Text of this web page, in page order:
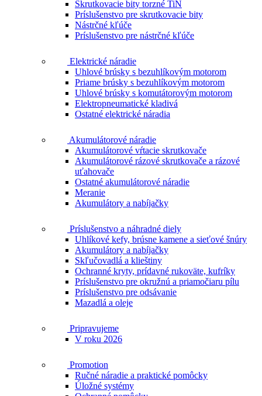
Skrutkovacie bity torzné TiN
Príslušenstvo pre skrutkovacie bity
Nástrčné kľúče
Príslušenstvo pre nástrčné kľúče
Elektrické náradie
Uhlové brúsky s bezuhlíkovým motorom
Priame brúsky s bezuhlíkovým motorom
Uhlové brúsky s komutátorovým motorom
Elektropneumatické kladivá
Ostatné elektrické náradia
Akumulátorové náradie
Akumulátorové vŕtacie skrutkovače
Akumulátorové rázové skrutkovače a rázové
uťahovače
Ostatné akumulátorové náradie
Meranie
Akumulátory a nabíjačky
Príslušenstvo a náhradné diely
Uhlíkové kefy, brúsne kamene a sieťové šnúry
Akumulátory a nabíjačky
Skľučovadlá a klieštiny
Ochranné kryty, prídavné rukoväte, kufríky
Príslušenstvo pre okružnú a priamočiaru pílu
Príslušenstvo pre odsávanie
Mazadlá a oleje
Pripravujeme
V roku 2026
Promotion
Ručné náradie a praktické pomôcky
Úložné systémy